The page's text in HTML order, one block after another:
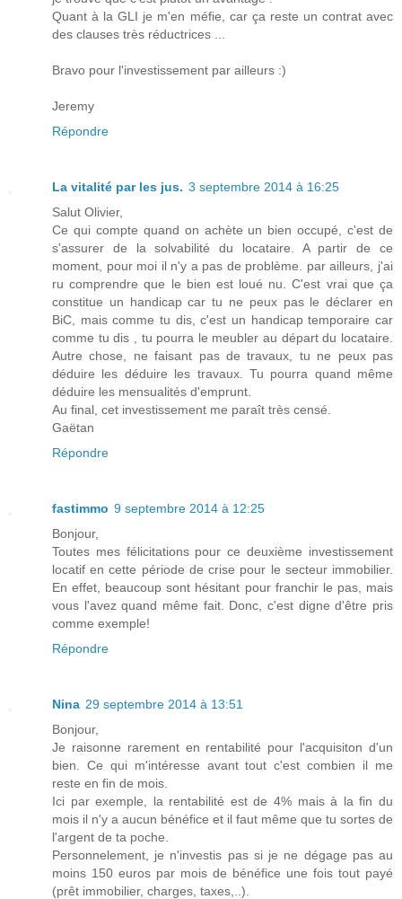
Quant à la GLI je m'en méfie, car ça reste un contrat avec
des clauses très réductrices ...
Bravo pour l'investissement par ailleurs :)
Jeremy
Répondre
La vitalité par les jus. 3 septembre 2014 à 16:25
Salut Olivier,
Ce qui compte quand on achète un bien occupé, c'est de
s'assurer de la solvabilité du locataire. A partir de ce
moment, pour moi il n'y a pas de problème. par ailleurs, j'ai
ru comprendre que le bien est loué nu. C'est vrai que ça
constitue un handicap car tu ne peux pas le déclarer en
BiC, mais comme tu dis, c'est un handicap temporaire car
comme tu dis , tu pourra le meubler au départ du locataire.
Autre chose, ne faisant pas de travaux, tu ne peux pas
déduire les déduire les travaux. Tu pourra quand même
déduire les mensualités d'emprunt.
Au final, cet investissement me paraît très censé.
Gaëtan
Répondre
fastimmo 9 septembre 2014 à 12:25
Bonjour,
Toutes mes félicitations pour ce deuxième investissement
locatif en cette période de crise pour le secteur immobilier.
En effet, beaucoup sont hésitant pour franchir le pas, mais
vous l'avez quand même fait. Donc, c'est digne d'être pris
comme exemple!
Répondre
Nina 29 septembre 2014 à 13:51
Bonjour,
Je raisonne rarement en rentabilité pour l'acquisiton d'un
bien. Ce qui m'intéresse avant tout c'est combien il me
reste en fin de mois.
Ici par exemple, la rentabilité est de 4% mais à la fin du
mois il n'y a aucun bénéfice et il faut même que tu sortes de
l'argent de ta poche.
Personnelement, je n'investis pas si je ne dégage pas au
moins 150 euros par mois de bénéfice une fois tout payé
(prêt immobilier, charges, taxes,..).